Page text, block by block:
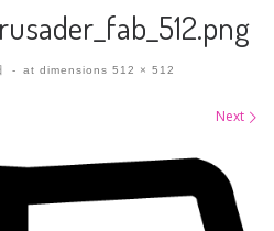
- at dimensions 512 × 512
Next